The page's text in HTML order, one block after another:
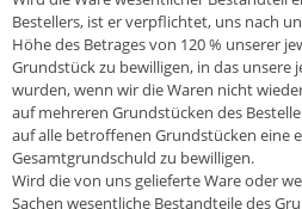
Bestellers, ist er verpflichtet, uns nach
Höhe des Betrages von 120 % unserer
Grundstück zu bewilligen, in das unsere
wurden, wenn wir die Waren nicht
auf mehreren Grundstücken des
auf alle betroffenen Grundstücken eine
Gesamtgrundschuld zu bewilligen.
Wird die von uns gelieferte Ware oder
Sachen wesentliche Bestandteile des